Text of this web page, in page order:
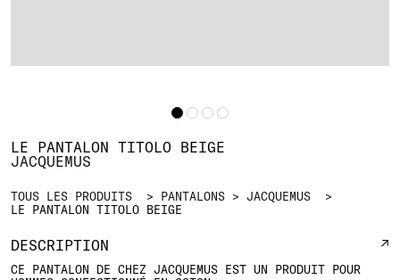
TOUS LES PRODUITS PANTALONS
JACQUEMUS
LE PANTALON TITOLO BEIGE
LE PANTALON TITOLO BEIGE
JACQUEMUS
DESCRIPTION
CE PANTALON DE CHEZ JACQUEMUS EST UN PRODUIT POUR